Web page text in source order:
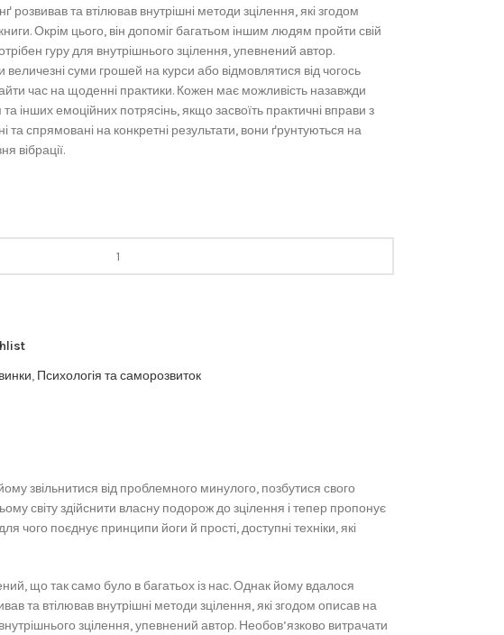
розвивав та втілював внутрішні методи зцілення, які згодом
Окрім цього, він допоміг багатьом іншим людям пройти свій
гуру для внутрішнього зцілення, упевнений автор.
величезні суми грошей на курси або відмовлятися від чогось
час на щоденні практики. Кожен має можливість назавжди
та інших емоційних потрясінь, якщо засвоїть практичні вправи з
та спрямовані на конкретні результати, вони ґрунтуються на
вібрації.
, Психологія та саморозвиток
звільнитися від проблемного минулого, позбутися свого
світу здійснити власну подорож до зцілення і тепер пропонує
чого поєднує принципи йоги й прості, доступні техніки, які
що так само було в багатьох із нас. Однак йому вдалося
та втілював внутрішні методи зцілення, які згодом описав на
зцілення, упевнений автор. Необов’язково витрачати